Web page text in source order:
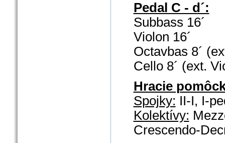
Pedal C - d´:
Subbass 16´
Violon 16´
Octavbas 8´
Cello 8´ (ext.
Hracie
Spojky: II-I, I-
Kolektívy:
Crescendo-